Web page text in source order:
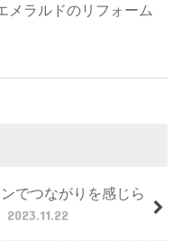
メラルドのリフォーム
でつながりを感じら
2023.11.22